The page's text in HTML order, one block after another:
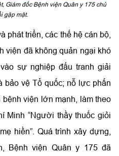
Giám đốc Bệnh viện Quân y 175 chủ
gặp mặt.
phát triển, các thế hệ cán bộ,
viện đã không quản ngại khó
sự nghiệp đấu tranh giải
bảo vệ Tổ quốc; nỗ lực phấn
viện lớn mạnh, làm theo
Minh “Người thầy thuốc giỏi
hiền”. Quá trình xây dựng,
Bệnh viện Quân y 175 đã